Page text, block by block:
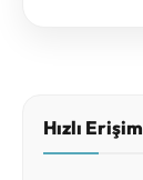
Hızlı Erişim